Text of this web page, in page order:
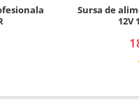
Sursa de
12V